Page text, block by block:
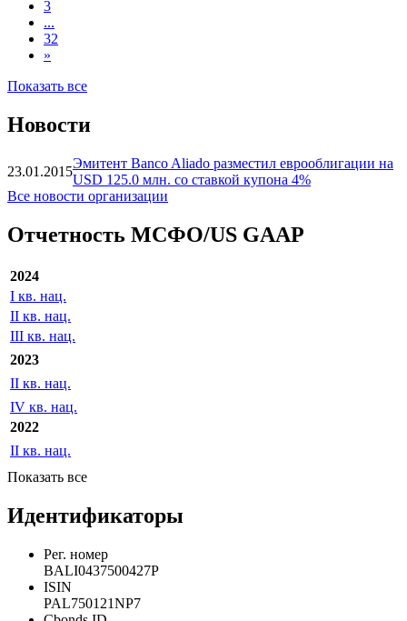
3
...
32
»
Показать все
Новости
23.01.2015
Эмитент Banco Aliado разместил еврооблигации на
USD 125.0 млн. со ставкой купона 4%
Все новости организации
Отчетность МСФО/US GAAP
2024
I кв. нац.
II кв. нац.
III кв. нац.
2023
II кв. нац.
IV кв. нац.
2022
II кв. нац.
Показать все
Идентификаторы
Рег. номер
BALI0437500427P
ISIN
PAL750121NP7